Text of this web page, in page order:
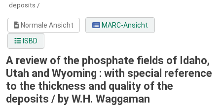
deposits /
Normale Ansicht
MARC-Ansicht
ISBD
A review of the phosphate fields of Idaho,
Utah and Wyoming : with special reference
to the thickness and quality of the
deposits / by W.H. Waggaman